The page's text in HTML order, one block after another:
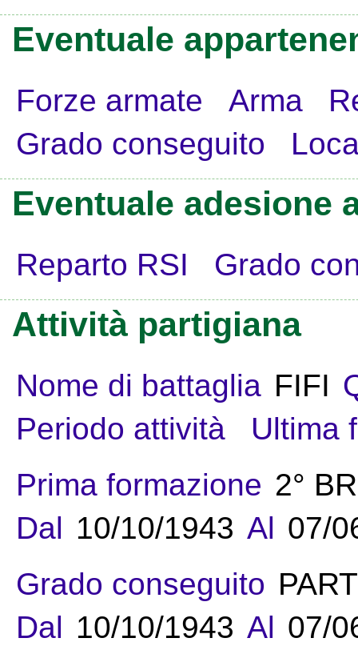
Eventuale
Forze armate Arma
Grado conseguito
Eventuale adesione
Reparto RSI Grado
Attività partigiana
Nome di battaglia FIFI
Periodo attività
Ultima
Prima formazione 2°
Dal 10/10/1943 Al 07/
Grado conseguito
Dal 10/10/1943 Al 07/